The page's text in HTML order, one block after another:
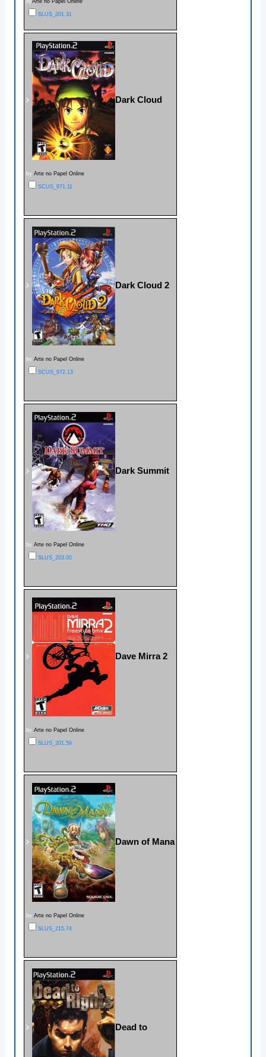
byArte no Papel Online
SLUS_201.31
Dark Cloud
by Arte no Papel Online
SCUS_971.11
Dark Cloud 2
by Arte no Papel Online
SCUS_972.13
Dark Summit
by Arte no Papel Online
SLUS_203.00
Dave Mirra 2
by Arte no Papel Online
SLUS_201.59
Dawn of Mana
by Arte no Papel Online
SLUS_215.74
Dead to